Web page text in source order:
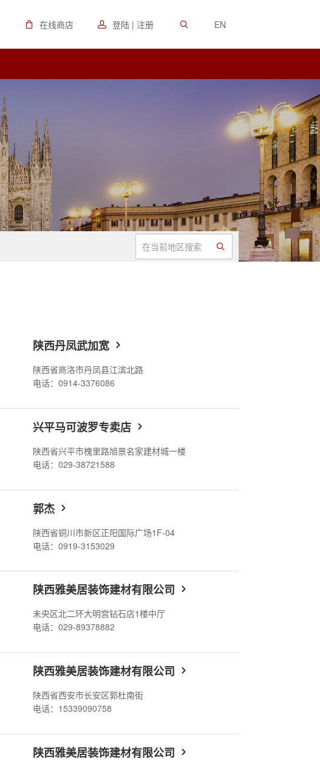
在线商店 登陆 | 注册 EN
陕西丹凤武加宽
陕西省商洛市丹凤县江滨北路
电话：0914-3376086
兴平马可波罗专卖店
陕西省兴平市槐里路旭景名家建材城一楼
电话：029-38721588
郭杰
陕西省铜川市新区正阳国际广场1F-04
电话：0919-3153029
陕西雅美居装饰建材有限公司
未央区北二环大明宫钻石店1楼中厅
电话：029-89378882
陕西雅美居装饰建材有限公司
陕西省西安市长安区郭杜南街
电话：15339090758
陕西雅美居装饰建材有限公司